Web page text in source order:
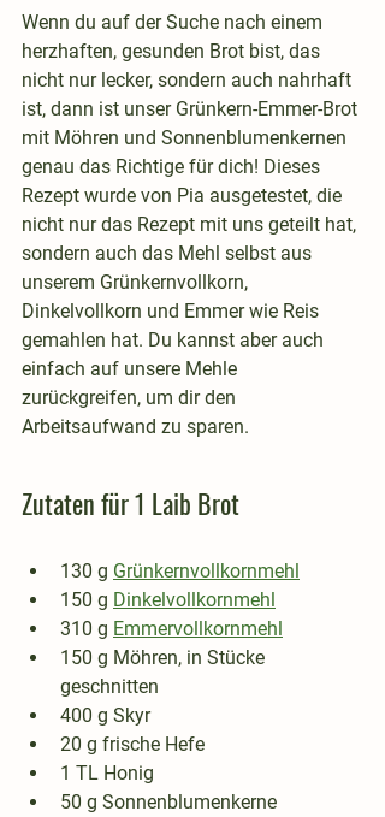
Wenn du auf der Suche nach einem
herzhaften, gesunden Brot bist, das
nicht nur lecker, sondern auch nahrhaft
ist, dann ist unser Grünkern-Emmer-Brot
mit Möhren und Sonnenblumenkernen
genau das Richtige für dich! Dieses
Rezept wurde von Pia ausgetestet, die
nicht nur das Rezept mit uns geteilt hat,
sondern auch das Mehl selbst aus
unserem Grünkernvollkorn,
Dinkelvollkorn und Emmer wie Reis
gemahlen hat. Du kannst aber auch
einfach auf unsere Mehle
zurückgreifen, um dir den
Arbeitsaufwand zu sparen.
Zutaten für 1 Laib Brot
130 g Grünkernvollkornmehl
150 g Dinkelvollkornmehl
310 g Emmervollkornmehl
150 g Möhren, in Stücke
geschnitten
400 g Skyr
20 g frische Hefe
1 TL Honig
50 g Sonnenblumenkerne